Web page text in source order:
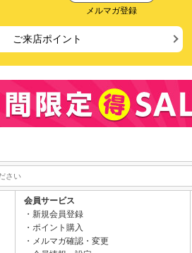
メルマガ登録
ご来店ポイント
会員サービス
新規会員登録
ポイント購入
メルマガ確認・変更